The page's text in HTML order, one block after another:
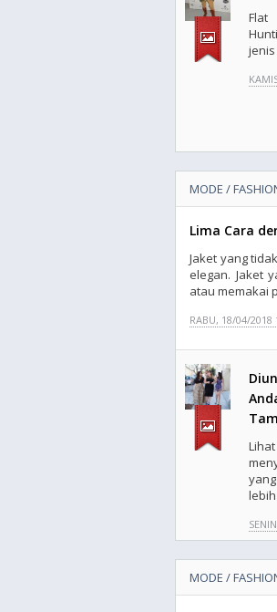
Flat
MODE /
Lima Cara
Jaket yang
elegan. Jaket
atau memakai
RABU, 18/04/2018
MODE /